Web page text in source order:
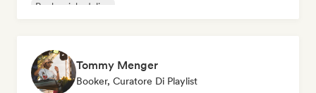
Rock psichedelico
Tommy Menger
Booker, Curatore Di Playlist